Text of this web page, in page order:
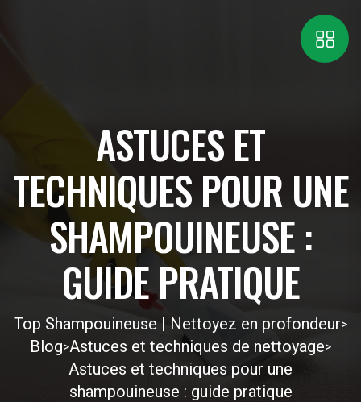
ASTUCES ET
TECHNIQUES POUR UNE
SHAMPOUINEUSE :
GUIDE PRATIQUE
Top Shampouineuse | Nettoyez en profondeur>
Blog>Astuces et techniques de nettoyage>
Astuces et techniques pour une
shampouineuse : guide pratique